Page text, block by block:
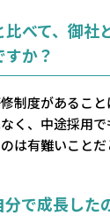
べて、御社
か？
制度があること
く、中途採用
は有難いことだ
分で成長した